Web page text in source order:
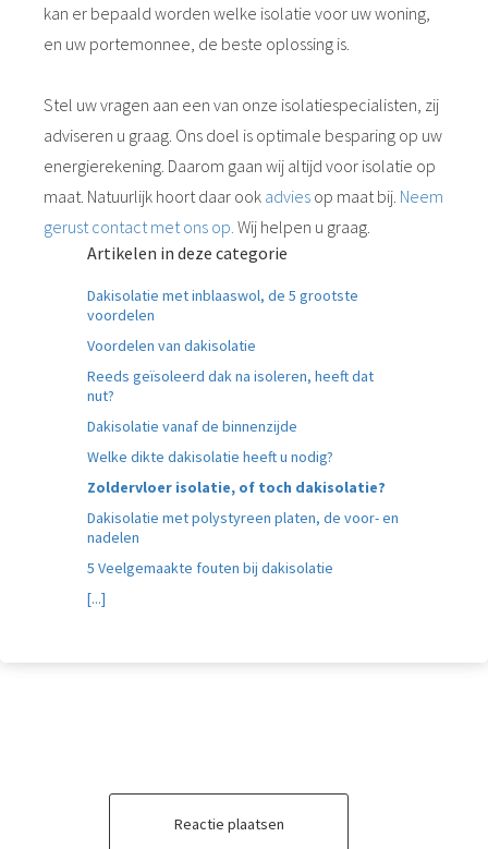
kan er bepaald worden welke isolatie voor uw woning,
en uw portemonnee, de beste oplossing is.
Stel uw vragen aan een van onze isolatiespecialisten, zij
adviseren u graag. Ons doel is optimale besparing op uw
energierekening. Daarom gaan wij altijd voor isolatie op
maat. Natuurlijk hoort daar ook advies op maat bij. Neem
gerust contact met ons op. Wij helpen u graag.
Artikelen in deze categorie
Dakisolatie met inblaaswol, de 5 grootste
voordelen
Voordelen van dakisolatie
Reeds geïsoleerd dak na isoleren, heeft dat
nut?
Dakisolatie vanaf de binnenzijde
Welke dikte dakisolatie heeft u nodig?
Zoldervloer isolatie, of toch dakisolatie?
Dakisolatie met polystyreen platen, de voor- en
nadelen
5 Veelgemaakte fouten bij dakisolatie
[...]
Reactie plaatsen